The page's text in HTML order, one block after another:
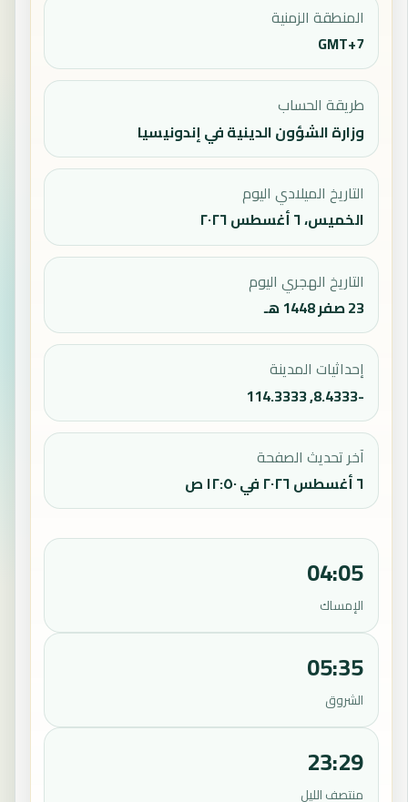
المنطقة الزمنية
GMT+7
طريقة الحساب
وزارة الشؤون الدينية في إندونيسيا
التاريخ الميلادي اليوم
الخميس، ٦ أغسطس ٢٠٢٦
التاريخ الهجري اليوم
23 صفر 1448 هـ
إحداثيات المدينة
-8.4333, 114.3333
آخر تحديث الصفحة
٦ أغسطس ٢٠٢٦ في ١٢:٥٠ ص
04:05
الإمساك
05:35
الشروق
23:29
منتصف الليل